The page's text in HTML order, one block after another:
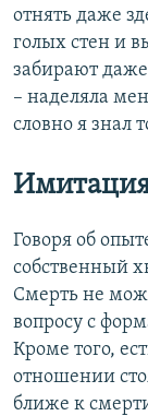
отнять даже
голых стен и
забирают
– наделяла
словно я знал
Имитация
Говоря об
собственный
Смерть не
вопросу с
Кроме того,
отношении
ближе к